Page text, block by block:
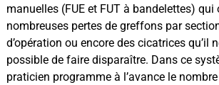
manuelles (FUE et FUT à bandelettes)
nombreuses pertes de greffons par
d’opération ou encore des cicatrices qu’il
possible de faire disparaître. Dans ce
praticien programme à l’avance le